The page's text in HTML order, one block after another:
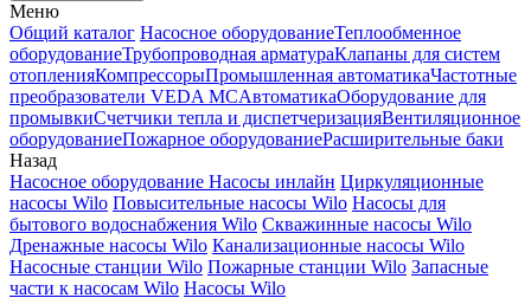
Меню
Общий каталог Насосное оборудованиеТеплообменное
оборудованиеТрубопроводная арматураКлапаны для систем
отопленияКомпрессорыПромышленная автоматикаЧастотные
преобразователи VEDA MCАвтоматикаОборудование для
промывкиСчетчики тепла и диспетчеризацияВентиляционное
оборудованиеПожарное оборудованиеРасширительные баки
Назад
Насосное оборудование Насосы инлайн Циркуляционные
насосы Wilo Повысительные насосы Wilo Насосы для
бытового водоснабжения Wilo Скважинные насосы Wilo
Дренажные насосы Wilo Канализационные насосы Wilo
Насосные станции Wilo Пожарные станции Wilo Запасные
части к насосам Wilo Насосы Wilo